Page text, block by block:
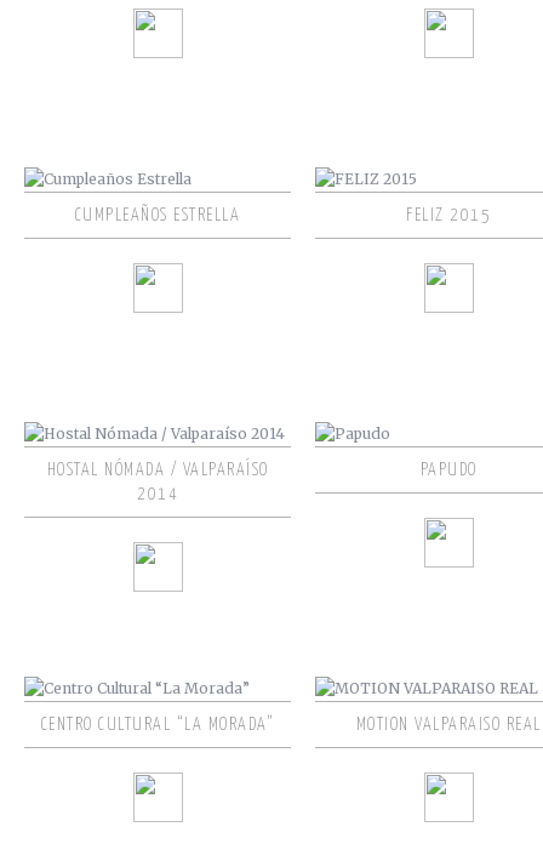
CUMPLEAÑOS ESTRELLA FELIZ 2015
HOSTAL NÓMADA / VALPARAÍSO
2014
PAPUDO
CENTRO CULTURAL “LA MORADA” MOTION VALPARAISO REAL